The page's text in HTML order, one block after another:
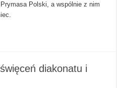
Polski, a wspólnie z nim
diakonatu i